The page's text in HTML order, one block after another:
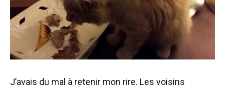
J’avais du mal à retenir mon rire. Les voisins